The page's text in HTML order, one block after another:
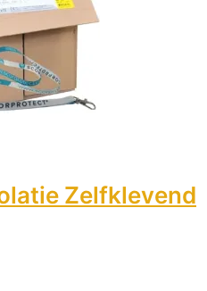
Zelfklevend